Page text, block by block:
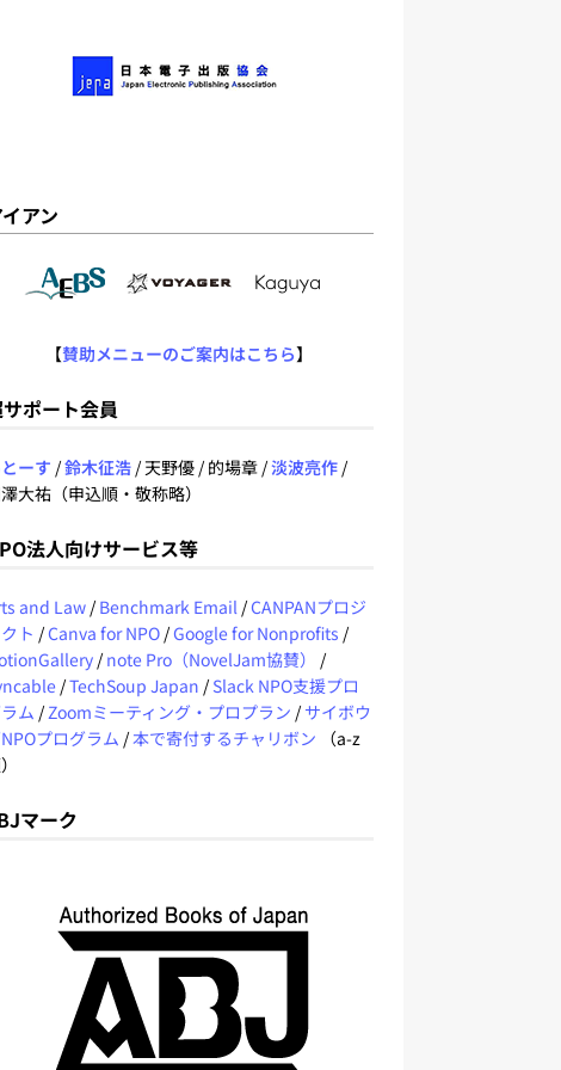
アン
【賛助メニューのご案内はこちら】
ポート会員
ーす /鈴木征浩/ 天野優 / 的場章 /淡波亮作/
大祐（申込順・敬称略）
法人向けサービス等
and Law/ Benchmark Email /CANPANプロジ
ト /Canva for NPO/Google for Nonprofits /
/ note Pro（NovelJam協賛）
/
/TechSoup Japan / Slack NPO支援プロ
ム / Zoomミーティング・プロプラン / サイボウ
プログラム /本で寄付するチャリボン （a-z
マーク